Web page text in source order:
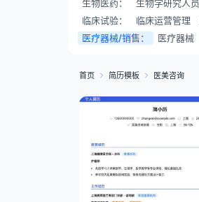
生物医药： 生物学研究人员
临床试验： 临床运营管理
医疗器械/销售： 医疗器械
首页 简历模板 医美咨询